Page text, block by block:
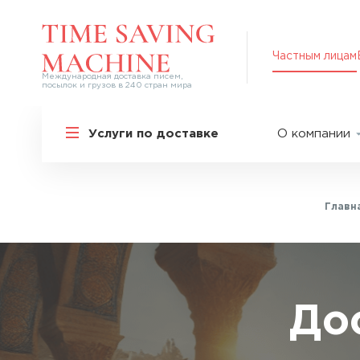
Международная доставка писем,
посылок и грузов в 240 стран мира
Частным лицам
Услуги по доставке
Международная доставка
Самые срочные тарифы
Перевозка специальных грузов
Дополнительные услуги
Популярные направления
О компании
Оплата
Упаковка